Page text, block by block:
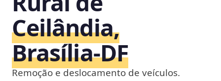
Ceilândia,
Brasília‑DF
Remoção e deslocamento de veículos.